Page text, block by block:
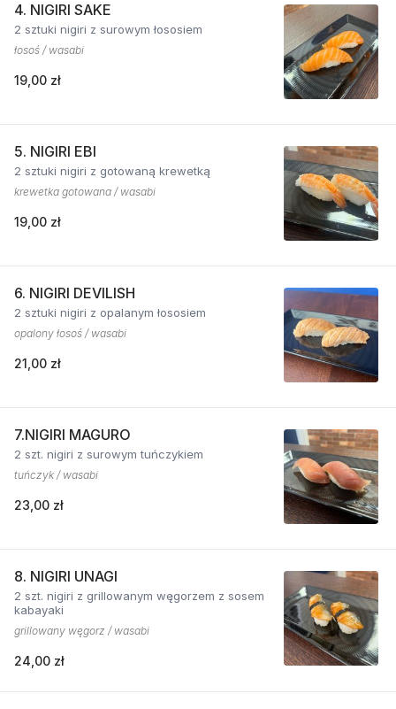
4. NIGIRI SAKE
2 sztuki nigiri z surowym łososiem
łosoś / wasabi
19,00 zł
5. NIGIRI EBI
2 sztuki nigiri z gotowaną krewetką
krewetka gotowana / wasabi
19,00 zł
6. NIGIRI DEVILISH
2 sztuki nigiri z opalanym łososiem
opalony łosoś / wasabi
21,00 zł
7.NIGIRI MAGURO
2 szt. nigiri z surowym tuńczykiem
tuńczyk / wasabi
23,00 zł
8. NIGIRI UNAGI
2 szt. nigiri z grillowanym węgorzem z sosem
kabayaki
grillowany węgorz / wasabi
24,00 zł